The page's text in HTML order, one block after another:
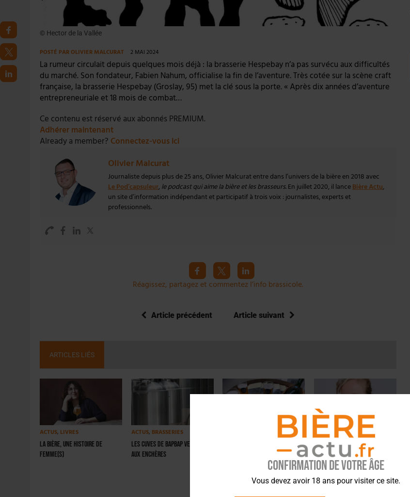
Confirmation de votre âge
Vous devez avoir 18 ans pour visiter ce site.
© Hector de la Vallée
POSTÉ PAROLIVIER MALCURAT 2 MAI 2024
La rumeur circulait depuis quelques mois déjà : la brasserie Hespebay n’a pas survécu aux difficultés
du marché. Son fondateur, Fabien Nahum, officialise la fin de l’aventure. Très cotée sur la scène craft
française, la brasserie Hespebay (Groslay, 95) met la clé sous la porte. « Après dix années d’aventure
entrepreneuriale et 18 mois de combat…
Ce contenu est réservé aux abonnés PREMIUM.
Adhérer maintenant
Already a member? Connectez-vous ici
Olivier Malcurat
Journaliste depuis plus de 25 ans, Olivier Malcurat entre dans l’univers de la bière en 2018 avec
Le Pod’capsuleur, le podcast qui aime la bière et les brasseurs. En juillet 2020, il lanceBière Actu,
un site d’information indépendant et participatif à trois voix : journalistes, experts et
professionnels.
Réagissez, partagez et commentez l’info brassicole.
Article précédent Article suivant
ARTICLES LIÉS
ACTUS, LIVRES
La bière, une histoire de
femme(s)
ACTUS, BRASSERIES
Les cuves de BAPBAP vendues
aux enchères
LIVRES
Nicole Darchambeau cuisine à
ACTUS HISTOIRE ,LIVRES
Progrès et évolutions :
l’avènement de la ‘craft beer’